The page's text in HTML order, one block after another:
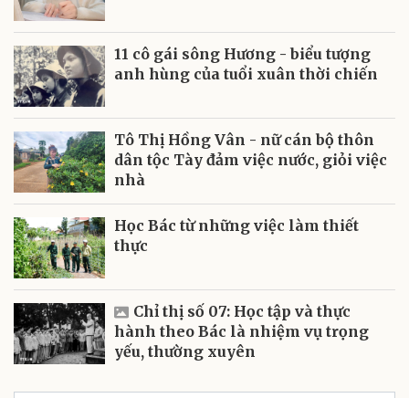
11 cô gái sông Hương - biểu tượng
anh hùng của tuổi xuân thời chiến
Tô Thị Hồng Vân - nữ cán bộ thôn
dân tộc Tày đảm việc nước, giỏi việc
nhà
Học Bác từ những việc làm thiết
thực
Chỉ thị số 07: Học tập và thực
hành theo Bác là nhiệm vụ trọng
yếu, thường xuyên